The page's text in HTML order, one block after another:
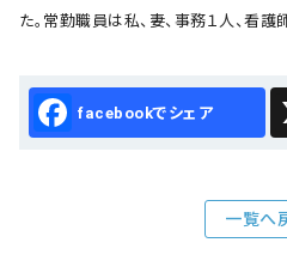
た。常勤職員は私、妻、事務１人、看護
Facebook
一覧へ